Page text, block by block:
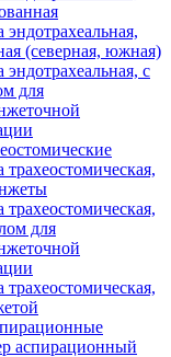
эндотрахеальная,
(северная, южная)
эндотрахеальная, с
для
трахеостомическая,
трахеостомическая,
для
трахеостомическая,
аспирационный